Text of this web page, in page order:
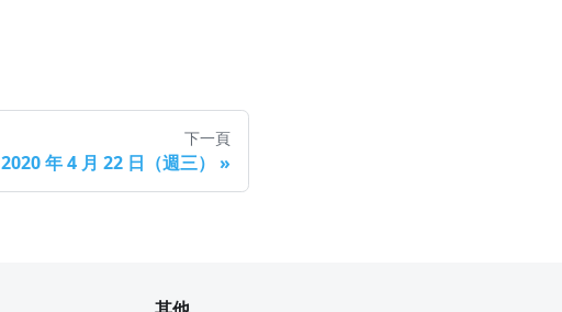
下一頁
2020 年 4 月 22 日（週三） »